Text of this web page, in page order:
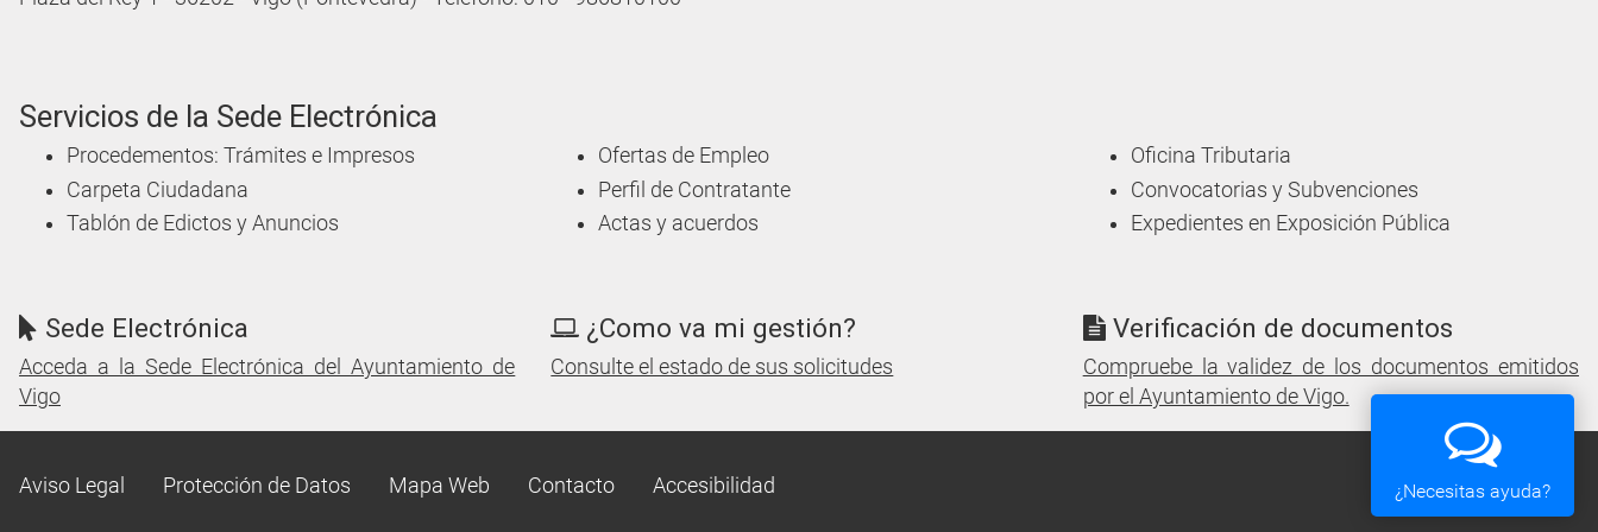
Servicios de la Sede Electrónica
Procedementos: Trámites e Impresos
Carpeta Ciudadana
Tablón de Edictos y Anuncios
Ofertas de Empleo
Perfil de Contratante
Actas y acuerdos
Oficina Tributaria
Convocatorias y Subvenciones
Expedientes en Exposición Pública
Sede Electrónica
Acceda a la Sede Electrónica del Ayuntamiento de
Vigo
¿Como va mi gestión?
Consulte el estado de sus solicitudes
Verificación de documentos
Compruebe la validez de los documentos emitidos
por el Ayuntamiento de Vigo.
Aviso Legal Protección de Datos Mapa Web Contacto Accesibilidad ¿Necesitas ayuda?